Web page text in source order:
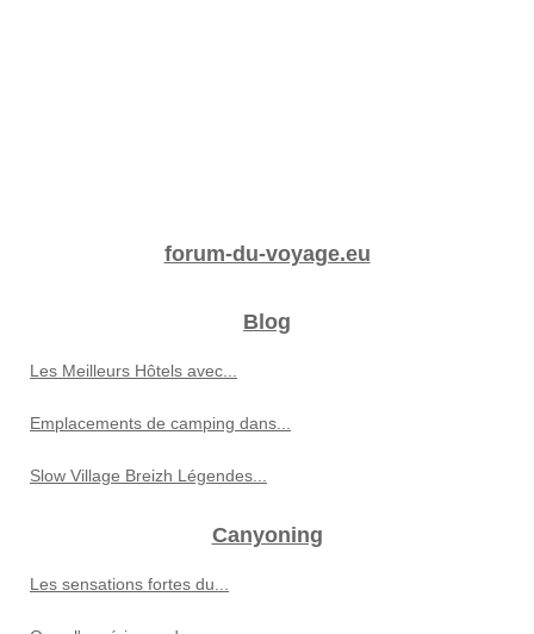
forum-du-voyage.eu
Blog
Les Meilleurs Hôtels avec...
Emplacements de camping dans...
Slow Village Breizh Légendes...
Canyoning
Les sensations fortes du...